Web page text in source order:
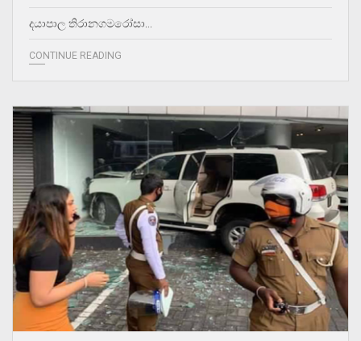
දයාපාල තිරානගමරෝසා…
CONTINUE READING